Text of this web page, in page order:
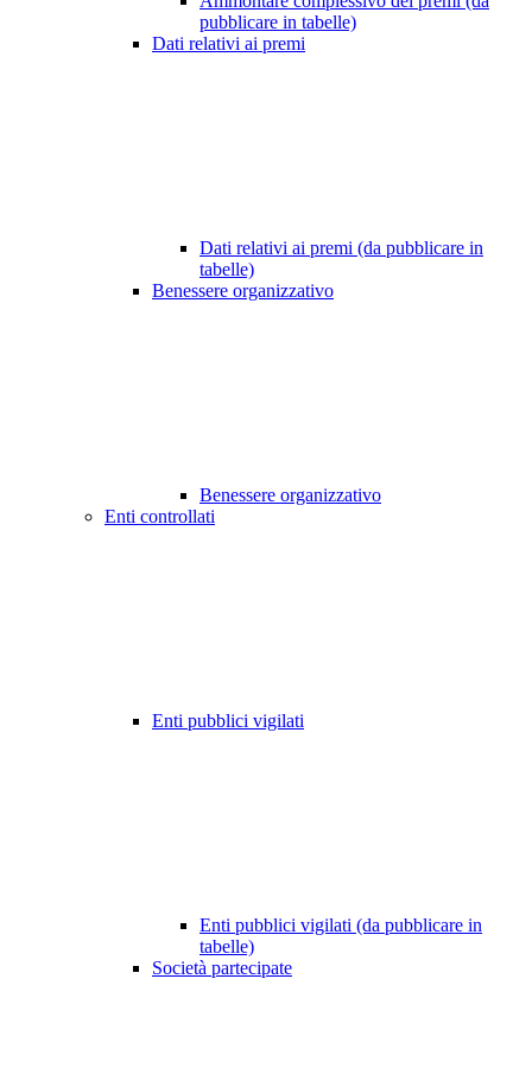
pubblicare in tabelle)
Dati relativi ai premi
Dati relativi ai premi (da pubblicare in
tabelle)
Benessere organizzativo
Benessere organizzativo
Enti controllati
Enti pubblici vigilati
Enti pubblici vigilati (da pubblicare in
tabelle)
Società partecipate